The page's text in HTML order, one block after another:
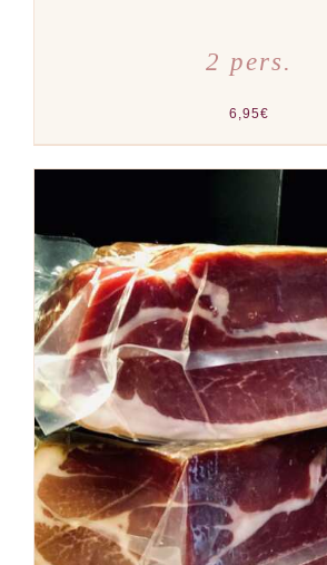
2 pers.
6,95€
AJOUTER AU PANIER
DÉTAILS